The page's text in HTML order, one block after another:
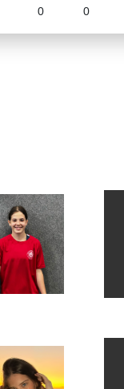
0
0